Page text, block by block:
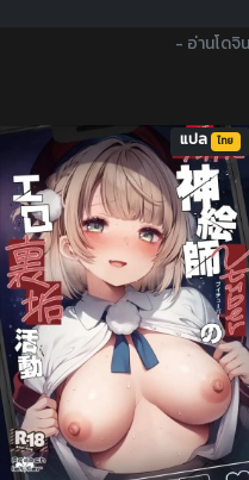
- อ่านโด
แปล ไทย